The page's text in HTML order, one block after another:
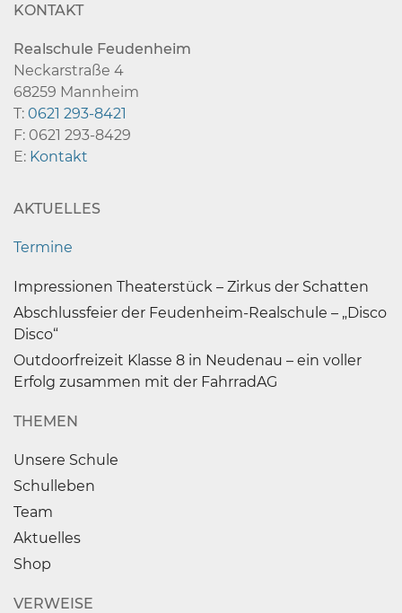
KONTAKT
Realschule Feudenheim
Neckarstraße 4
68259 Mannheim
T: 0621 293-8421
F: 0621 293-8429
E: Kontakt
AKTUELLES
Termine
Impressionen Theaterstück – Zirkus der Schatten
Abschlussfeier der Feudenheim-Realschule – „Disco
Disco“
Outdoorfreizeit Klasse 8 in Neudenau – ein voller
Erfolg zusammen mit der FahrradAG
THEMEN
Unsere Schule
Schulleben
Team
Aktuelles
Shop
VERWEISE